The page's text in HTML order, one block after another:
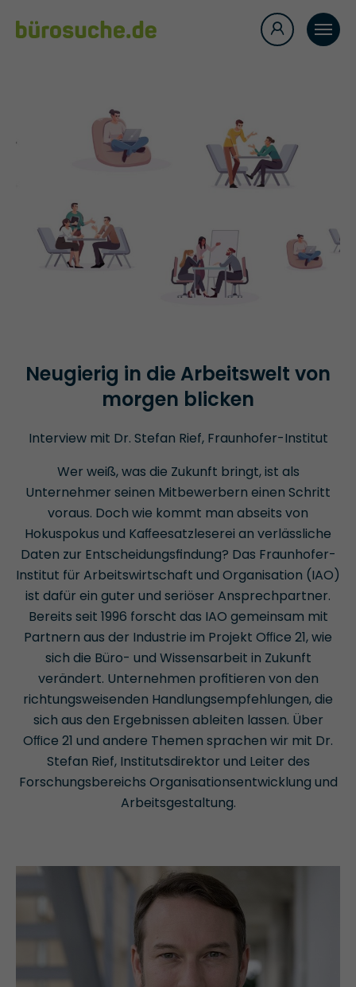
Neugierig in die Arbeitswelt von
morgen blicken
Interview mit Dr. Stefan Rief, Fraunhofer-Institut
Wer weiß, was die Zukunft bringt, ist als
Unternehmer seinen Mitbewerbern einen Schritt
voraus. Doch wie kommt man abseits von
Hokuspokus und Kaﬀeesatzleserei an verlässliche
Daten zur Entscheidungsﬁndung? Das Fraunhofer-
Institut für Arbeitswirtschaft und Organisation (IAO)
ist dafür ein guter und seriöser Ansprechpartner.
Bereits seit 1996 forscht das IAO gemeinsam mit
Partnern aus der Industrie im Projekt Oﬃce 21, wie
sich die Büro- und Wissensarbeit in Zukunft
verändert. Unternehmen proﬁtieren von den
richtungsweisenden Handlungsempfehlungen, die
sich aus den Ergebnissen ableiten lassen. Über
Oﬃce 21 und andere Themen sprachen wir mit Dr.
Stefan Rief, Institutsdirektor und Leiter des
Forschungsbereichs Organisationsentwicklung und
Arbeitsgestaltung.